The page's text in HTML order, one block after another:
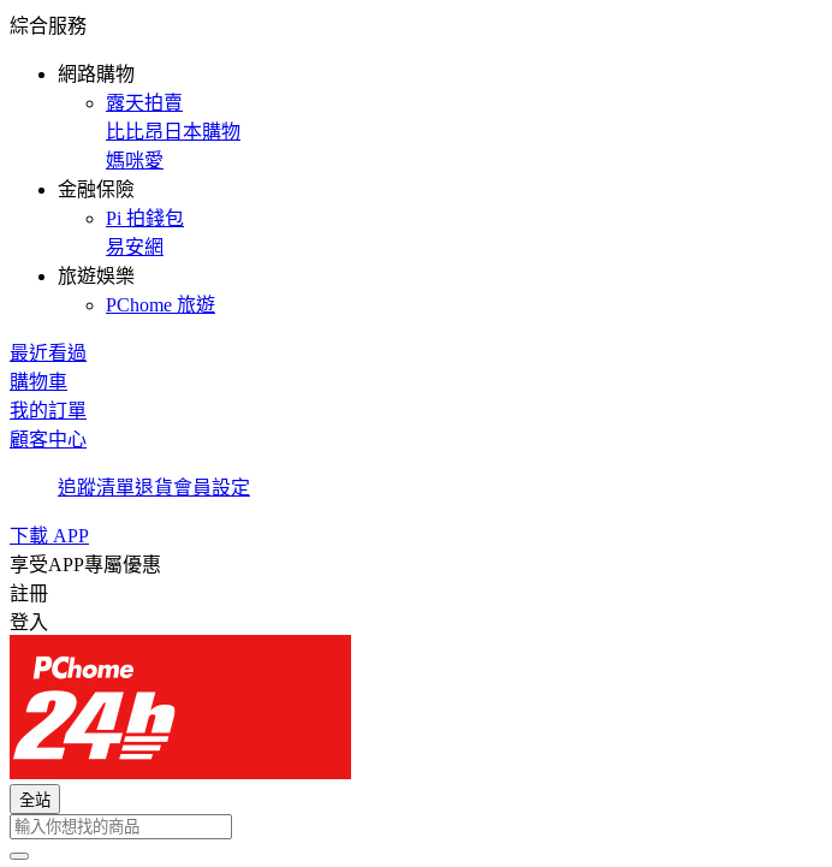
綜合服務
網路購物
露天拍賣
比比昂日本購物
媽咪愛
金融保險
Pi 拍錢包
易安網
旅遊娛樂
PChome 旅遊
最近看過
購物車
我的訂單
顧客中心
追蹤清單退貨會員設定
下載 APP
享受APP專屬優惠
註冊
登入
全站